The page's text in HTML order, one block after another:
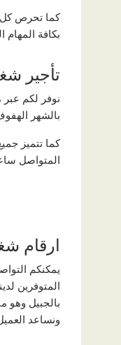
كما تحرص كل
بكافة
تأجير
نوفر لكم
بالشهر
كما تتميز
المتواصل
ارقام
المتوفرين
بالجبيل وهو
ونساعد